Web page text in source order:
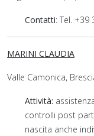
Contatti: Tel. +39
MARINI CLAUDIA
Valle Camonica,
Attività:
controlli post
nascita anche